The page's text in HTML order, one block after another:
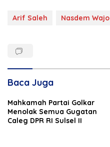
Arif Saleh Nasdem Wajo
Baca Juga
Mahkamah Partai Golkar
Menolak Semua Gugatan
Caleg DPR RI Sulsel II